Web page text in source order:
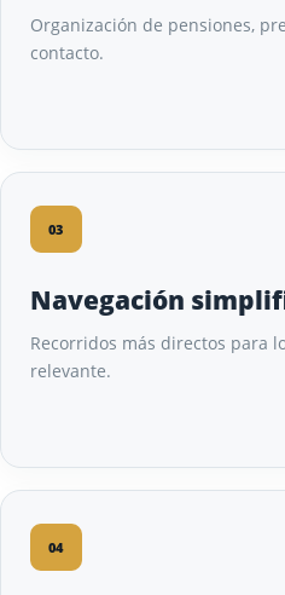
Organización de pensiones,
contacto.
03
Navegación
Recorridos más directos para
relevante.
04